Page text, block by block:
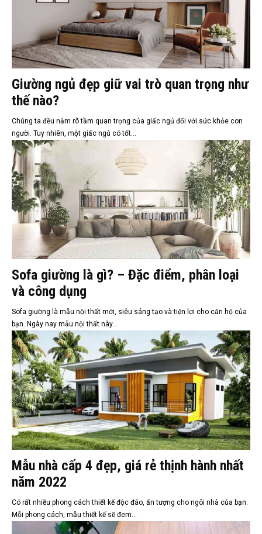
Giường ngủ đẹp giữ vai trò quan trọng như
thế nào?
Chúng ta đều nắm rõ tầm quan trọng của giấc ngủ đối với sức khỏe con
người. Tuy nhiên, một giấc ngủ có tốt...
Sofa giường là gì? – Đặc điểm, phân loại
và công dụng
Sofa giường là mẫu nội thất mới, siêu sáng tạo và tiện lợi cho căn hộ của
bạn. Ngày nay mẫu nội thất này...
Mẫu nhà cấp 4 đẹp, giá rẻ thịnh hành nhất
năm 2022
Có rất nhiều phong cách thiết kế độc đáo, ấn tượng cho ngôi nhà của bạn.
Mỗi phong cách, mẫu thiết kế sẽ đem...